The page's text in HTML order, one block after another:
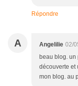
Répondre
A Angelilie 02/
beau blog. un
découverte et
mon blog. au